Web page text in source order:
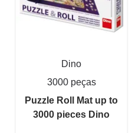
Dino
3000 peças
Puzzle Roll Mat up to
3000 pieces Dino